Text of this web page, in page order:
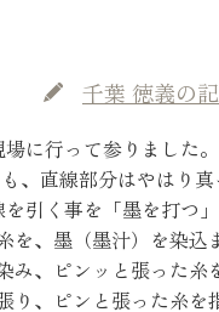
千葉 徳義の
に行って参りました
、直線部分はやはり真
引く事を「墨を打つ
を、墨（墨汁）を染込
み、ピンッと張った糸
り、ピンと張った糸を